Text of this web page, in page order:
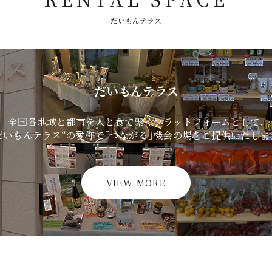
だいもんテラス
だいもんテラス
全国各地域と都市を人と食で繋ぐプラットフォームとして、
いもんテラス“の愛称で「つながる」機会の場をご提供いたしま
VIEW MORE